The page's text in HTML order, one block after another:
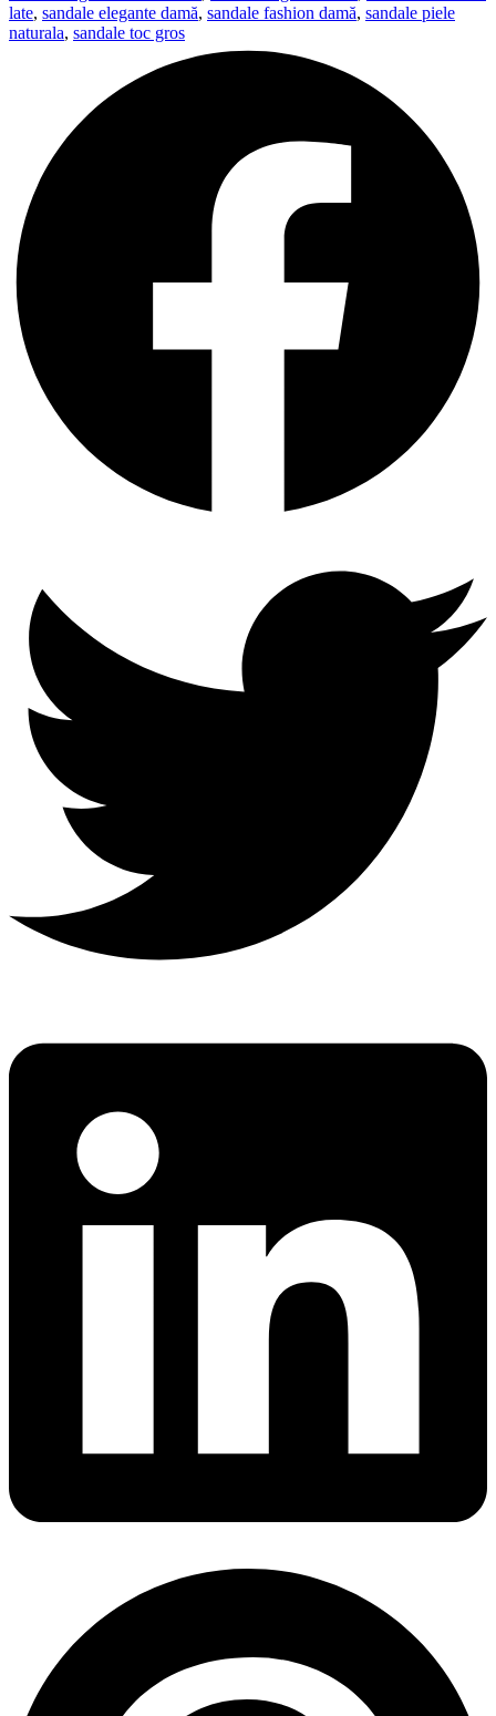
late, sandale elegante damă, sandale fashion damă, sandale piele
naturala, sandale toc gros